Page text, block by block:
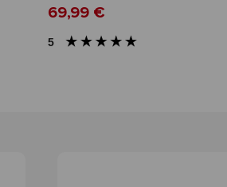
69,99 €
5